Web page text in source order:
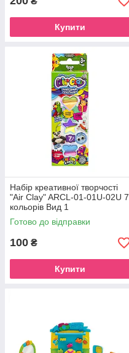
Купити
Набір креативної творчості
"Air Clay" ARCL-01-01U-02U 7
кольорів Вид 1
Готово до відправки
100 ₴
Купити